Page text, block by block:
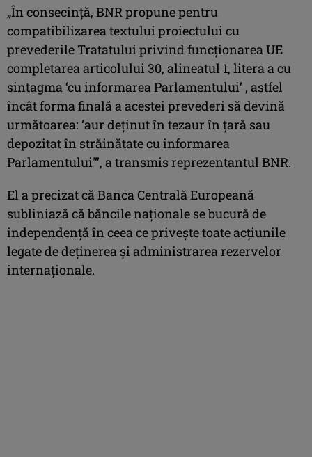
„În consecinţă, BNR propune pentru
compatibilizarea textului proiectului cu
prevederile Tratatului privind funcţionarea UE
completarea articolului 30, alineatul 1, litera a cu
sintagma ‘cu informarea Parlamentului’ , astfel
încât forma finală a acestei prevederi să devină
următoarea: ‘aur deţinut în tezaur în ţară sau
depozitat în străinătate cu informarea
Parlamentului'”, a transmis reprezentantul BNR.
El a precizat că Banca Centrală Europeană
subliniază că băncile naţionale se bucură de
independenţă în ceea ce priveşte toate acţiunile
legate de deţinerea şi administrarea rezervelor
internaţionale.